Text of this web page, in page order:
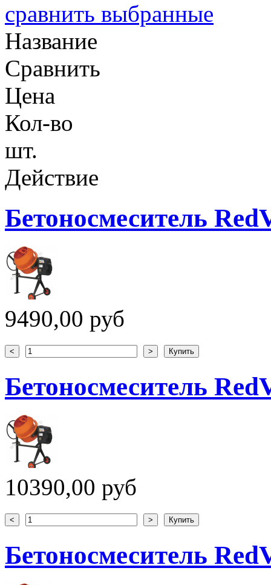
сравнить выбранные
Название
Сравнить
Цена
Кол-во
шт.
Действие
Бетоносмеситель
9490,00 руб
Бетоносмеситель
10390,00 руб
Бетоносмеситель